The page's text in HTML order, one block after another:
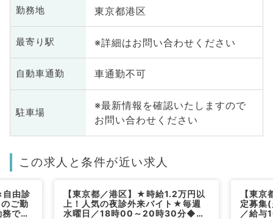
勤務地 東京都港区
最寄り駅 ※詳細はお問い合わせください
自動車通勤 車通勤不可
駐車場
※最新情報を確認いたしますので
お問い合わせください
この求人と条件が近い求人
自由診
ご勤
で時
【東京都／港区】★時給1.2万円以
上！人気の夜診外来バイト★毎週
水曜日／18時00～20時30分◆駅
【東
定募
／給与